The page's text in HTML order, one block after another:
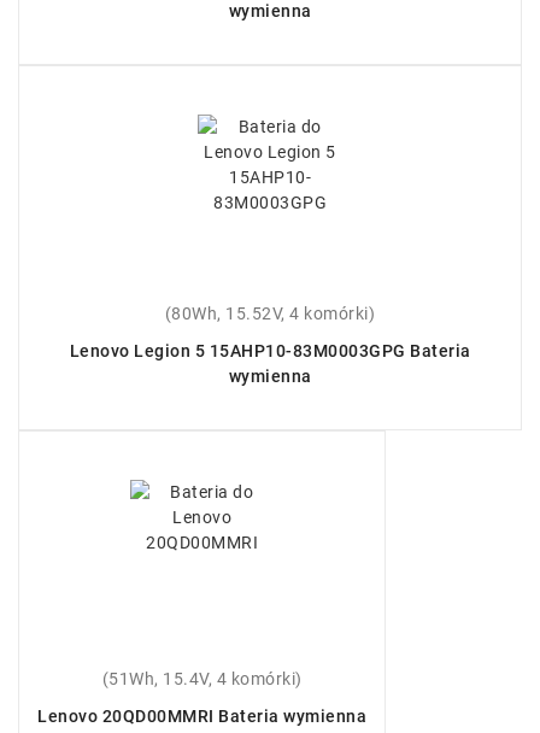
wymienna
(80Wh, 15.52V, 4 komórki)
Lenovo Legion 5 15AHP10-83M0003GPG Bateria
wymienna
(51Wh, 15.4V, 4 komórki)
Lenovo 20QD00MMRI Bateria wymienna